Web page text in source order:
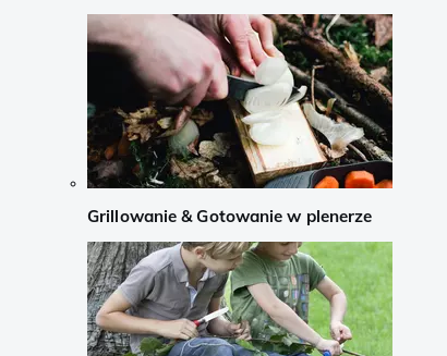
Grillowanie & Gotowanie w plenerze